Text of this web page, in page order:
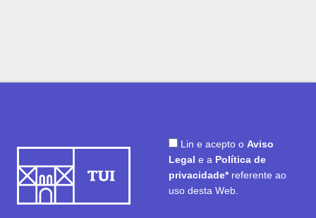
Lin e acepto o Aviso
Legal e a Política de
privacidade* referente ao
uso desta Web.